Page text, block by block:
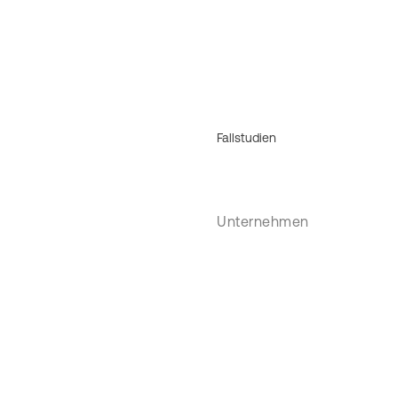
Fallstudien
Unternehmen